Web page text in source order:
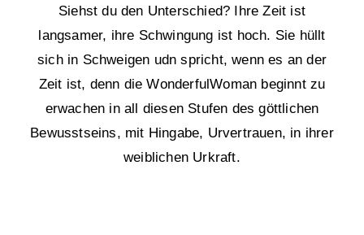
Siehst du den Unterschied? Ihre Zeit ist
langsamer, ihre Schwingung ist hoch. Sie hüllt
sich in Schweigen udn spricht, wenn es an der
Zeit ist, denn die WonderfulWoman beginnt zu
erwachen in all diesen Stufen des göttlichen
Bewusstseins, mit Hingabe, Urvertrauen, in ihrer
weiblichen Urkraft.